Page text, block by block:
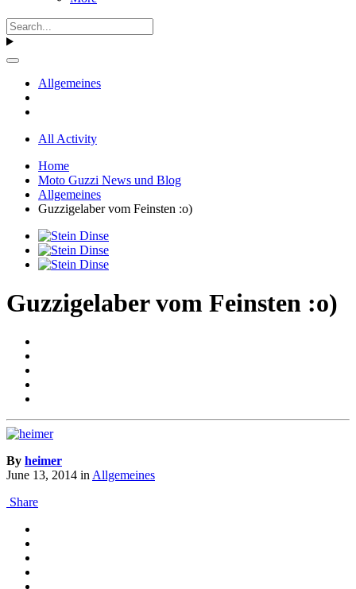
Allgemeines
All Activity
Home
Moto Guzzi News und Blog
Allgemeines
Guzzigelaber vom Feinsten :o)
Guzzigelaber vom Feinsten :o)
By heimer
June 13, 2014 inAllgemeines
Share